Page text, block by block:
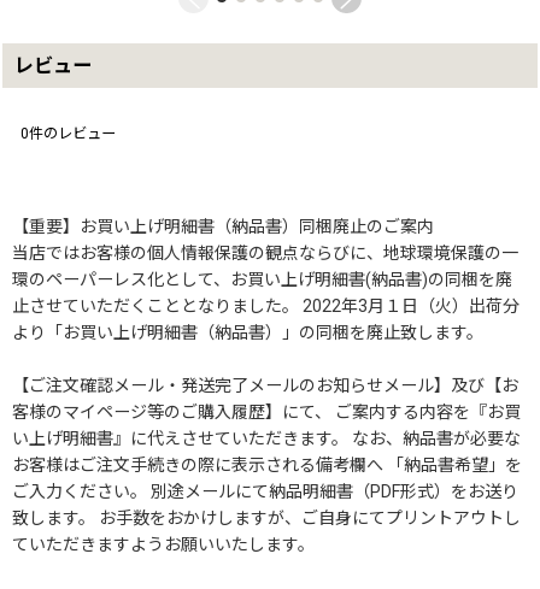
レビュー
0件のレビュー
【重要】お買い上げ明細書（納品書）同梱廃止のご案内
当店ではお客様の個人情報保護の観点ならびに、地球環境保護の一
環のペーパーレス化として、お買い上げ明細書(納品書)の同梱を廃
止させていただくこととなりました。 2022年3月１日（火）出荷分
より「お買い上げ明細書（納品書）」の同梱を廃止致します。
【ご注文確認メール・発送完了メールのお知らせメール】及び【お
客様のマイページ等のご購入履歴】にて、 ご案内する内容を『お買
い上げ明細書』に代えさせていただきます。 なお、納品書が必要な
お客様はご注文手続きの際に表示される備考欄へ 「納品書希望」を
ご入力ください。 別途メールにて納品明細書（PDF形式）をお送り
致します。 お手数をおかけしますが、ご自身にてプリントアウトし
ていただきますようお願いいたします。